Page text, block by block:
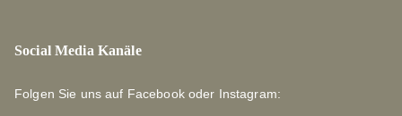
Social Media Kanäle
Folgen Sie uns auf Facebook oder Instagram: